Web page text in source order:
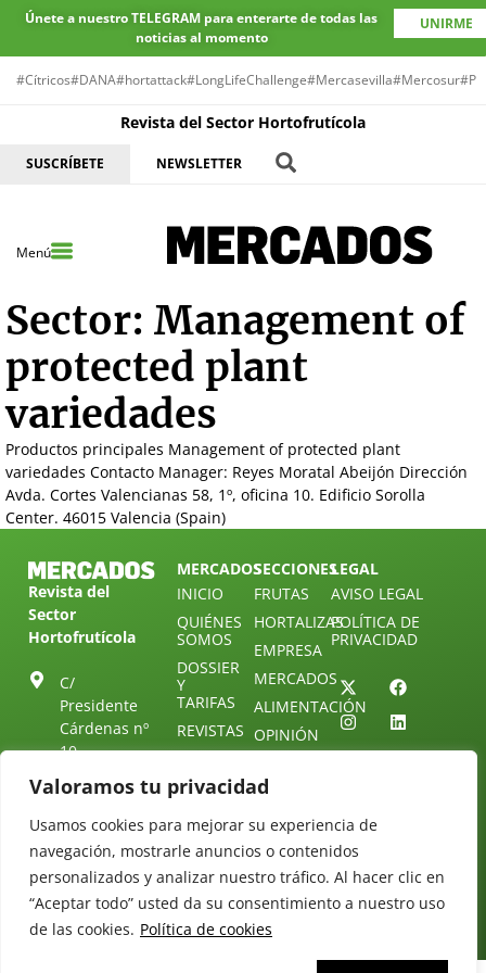
Valoramos tu privacidad
Usamos cookies para mejorar su experiencia de
navegación, mostrarle anuncios o contenidos
personalizados y analizar nuestro tráfico. Al hacer clic en
“Aceptar todo” usted da su consentimiento a nuestro uso
de las cookies. Política de cookies
Únete a nuestro TELEGRAM para enterarte de todas las
noticias al momento
UNIRME
#Cítricos#DANA#hortattack#LongLifeChallenge#Mercasevilla#Mercosur
Revista del Sector Hortofrutícola
SUSCRÍBETE NEWSLETTER
Menú
Sector: Management of
protected plant
variedades
Productos principales Management of protected plant
variedades Contacto Manager: Reyes Moratal Abeijón Dirección
Avda. Cortes Valencianas 58, 1º, oficina 10. Edificio Sorolla
Center. 46015 Valencia (Spain)
Revista del
Sector
Hortofrutícola
C/
Presidente
Cárdenas nº
10.
Sevilla.
ESPAÑA
Tel: (+34) 954
25 88 51
redaccion@revistamercados.com
MERCADOS
INICIO
QUIÉNES
SOMOS
DOSSIER
Y
TARIFAS
REVISTAS
SUSCRIPCIÓN
ÚNETE A
NUESTRO
TELEGRAM
CONTACTO
SECCIONES
FRUTAS
HORTALIZAS
EMPRESA
MERCADOS
ALIMENTACIÓN
OPINIÓN
30
LEGAL
AVISO LEGAL
POLÍTICA DE
PRIVACIDAD
Diseño web:
Starenlared